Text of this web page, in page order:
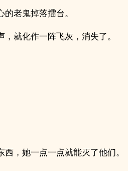
老鬼掉落擂台。
就化作一阵飞灰，消失了。
，她一点一点就能灭了他们。